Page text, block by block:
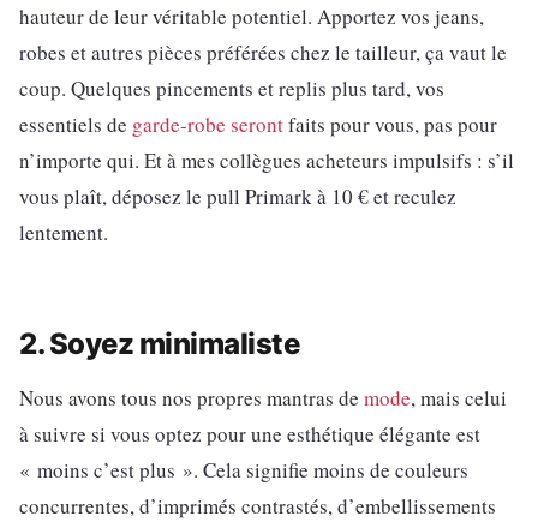
hauteur de leur véritable potentiel. Apportez vos jeans,
robes et autres pièces préférées chez le tailleur, ça vaut le
coup. Quelques pincements et replis plus tard, vos
essentiels de garde-robe serontfaits pour vous, pas pour
n’importe qui. Et à mes collègues acheteurs impulsifs : s’il
vous plaît, déposez le pull Primark à 10 € et reculez
lentement.
2. Soyez minimaliste
Nous avons tous nos propres mantras de mode, mais celui
à suivre si vous optez pour une esthétique élégante est
« moins c’est plus ». Cela signifie moins de couleurs
concurrentes, d’imprimés contrastés, d’embellissements